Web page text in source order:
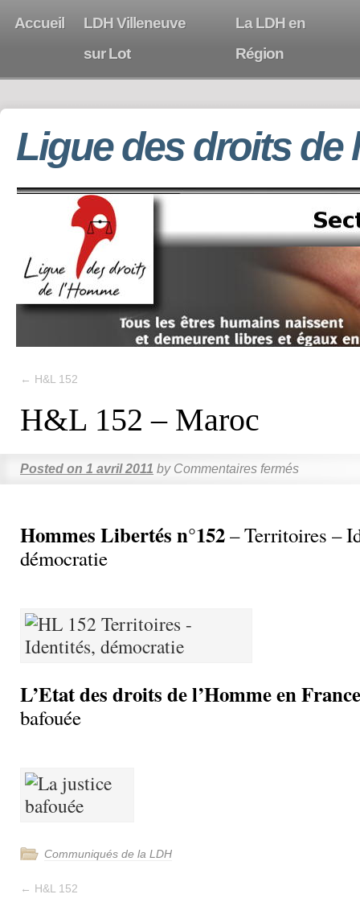
Accueil
LDH Villeneuve
sur Lot
La LDH en
Région
Ligue des droits de
← H&L 152
H&L 152 – Maroc
Posted on 1 avril 2011 by Commentaires fermés
Hommes Libertés n°152– Territoires –
démocratie
L’Etat des droits de l’Homme en France
bafouée
Communiqués de la LDH
← H&L 152